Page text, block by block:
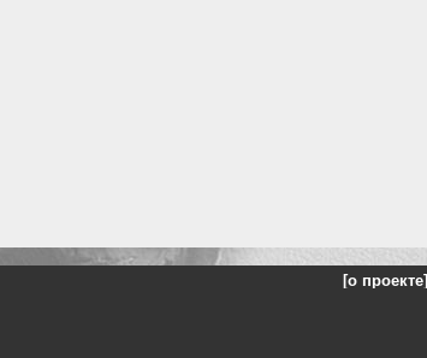
[о проекте]